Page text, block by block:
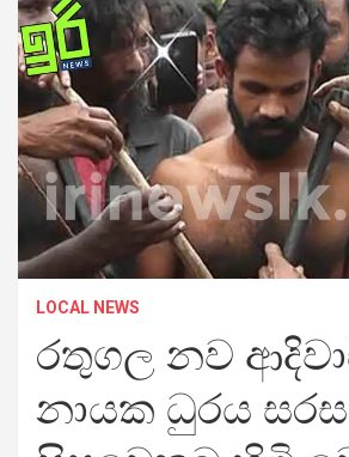
LOCAL NEWS
රතුගල නව
නායක ධුරය